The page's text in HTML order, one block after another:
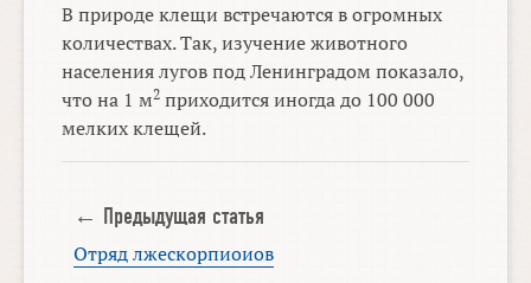
В природе клещи встречаются в огромных
количествах. Так, изучение животного
населения лугов под Ленинградом показало,
что на 1 м2 приходится иногда до 100 000
мелких клещей.
← Предыдущая статья
Отряд лжескорпиоиов